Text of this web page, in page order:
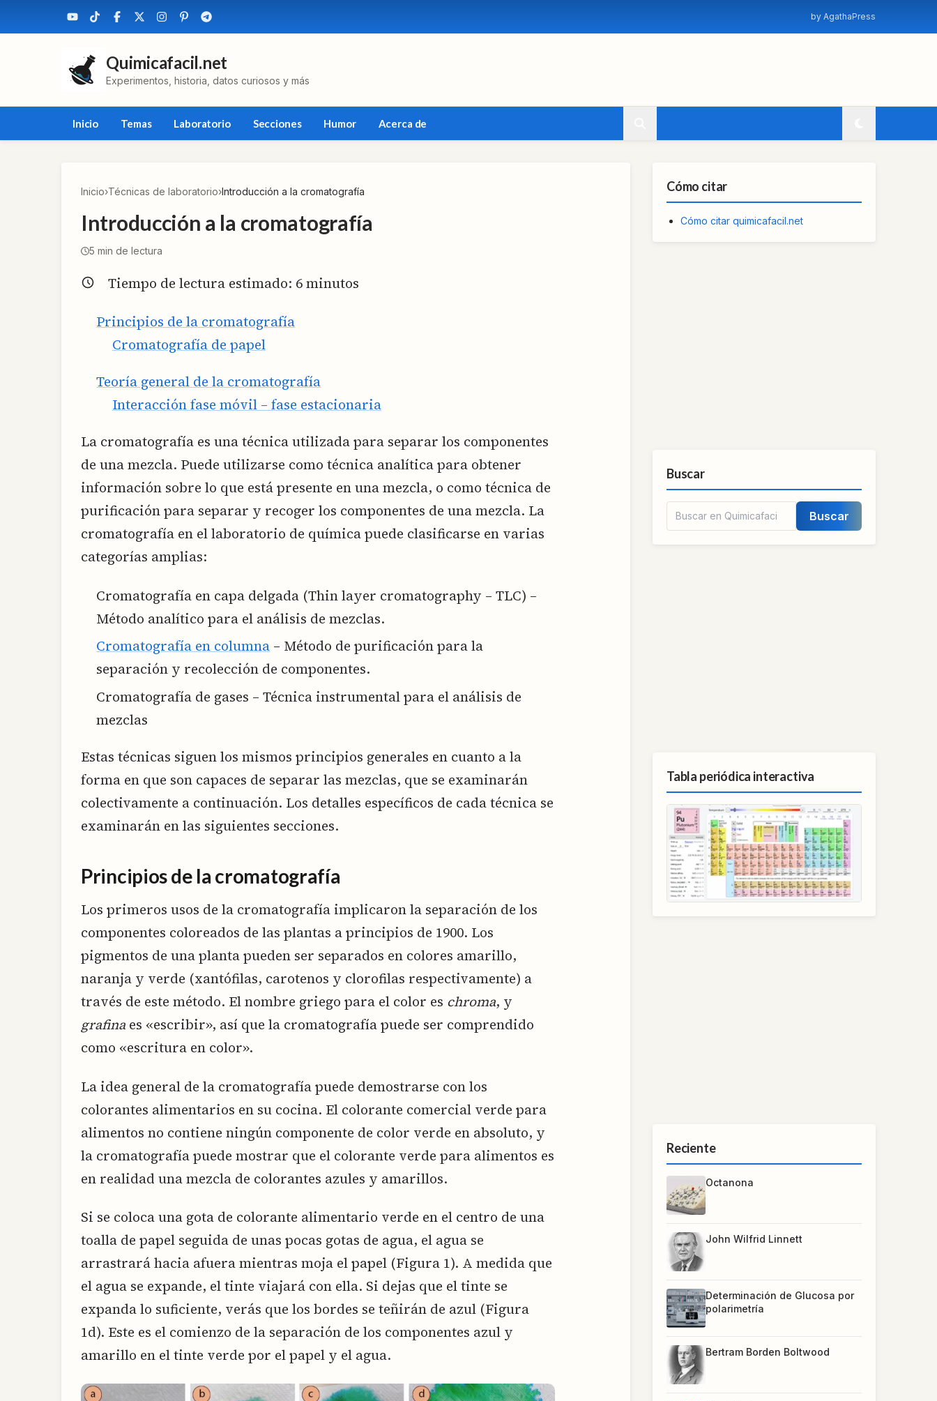
by AgathaPress
Quimicafacil.net
Experimentos, historia, datos curiosos y más
Inicio Temas Laboratorio Secciones Humor Acerca de
Inicio›Técnicas de laboratorio›Introducción a la cromatografía
Introducción a la cromatografía
5 min de lectura
Tiempo de lectura estimado: 6minutos
Principios de la cromatografía
Cromatografía de papel
Teoría general de la cromatografía
Interacción fase móvil – fase estacionaria
La cromatografía es una técnica utilizada para separar los componentes
de una mezcla. Puede utilizarse como técnica analítica para obtener
información sobre lo que está presente en una mezcla, o como técnica de
purificación para separar y recoger los componentes de una mezcla. La
cromatografía en el laboratorio de química puede clasificarse en varias
categorías amplias:
Cromatografía en capa delgada (Thin layer cromatography – TLC) –
Método analítico para el análisis de mezclas.
Cromatografía en columna – Método de purificación para la
separación y recolección de componentes.
Cromatografía de gases – Técnica instrumental para el análisis de
mezclas
Estas técnicas siguen los mismos principios generales en cuanto a la
forma en que son capaces de separar las mezclas, que se examinarán
colectivamente a continuación. Los detalles específicos de cada técnica se
examinarán en las siguientes secciones.
Principios de la cromatografía
Los primeros usos de la cromatografía implicaron la separación de los
componentes coloreados de las plantas a principios de 1900. Los
pigmentos de una planta pueden ser separados en colores amarillo,
naranja y verde (xantófilas, carotenos y clorofilas respectivamente) a
través de este método. El nombre griego para el color es chroma, y
grafinaes «escribir», así que la cromatografía puede ser comprendido
como «escritura en color».
La idea general de la cromatografía puede demostrarse con los
colorantes alimentarios en su cocina. El colorante comercial verde para
alimentos no contiene ningún componente de color verde en absoluto, y
la cromatografía puede mostrar que el colorante verde para alimentos es
en realidad una mezcla de colorantes azules y amarillos.
Si se coloca una gota de colorante alimentario verde en el centro de una
toalla de papel seguida de unas pocas gotas de agua, el agua se
arrastrará hacia afuera mientras moja el papel (Figura 1). A medida que
el agua se expande, el tinte viajará con ella. Si dejas que el tinte se
expanda lo suficiente, verás que los bordes se teñirán de azul (Figura
1d). Este es el comienzo de la separación de los componentes azul y
amarillo en el tinte verde por el papel y el agua.
Cómo citar
Cómo citar quimicafacil.net
Buscar
Buscar
Tabla periódica interactiva
Reciente
Octanona
John Wilfrid Linnett
Determinación de Glucosa por
polarimetría
Bertram Borden Boltwood